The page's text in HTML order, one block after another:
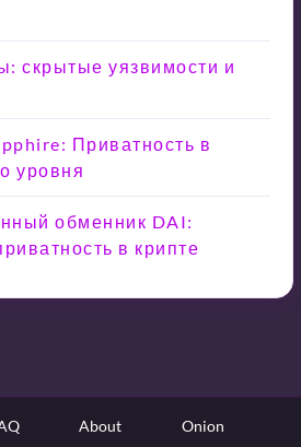
скрытые уязвимости и
Приватность в
уровня
обменник DAI:
в крипте
About Onion